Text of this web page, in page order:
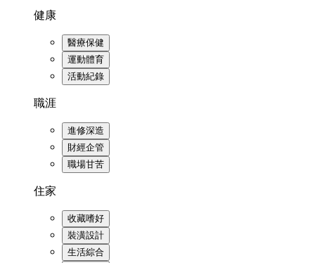
健康
醫療保健
運動體育
活動紀錄
職涯
進修深造
財經企管
職場甘苦
住家
收藏嗜好
裝潢設計
生活綜合